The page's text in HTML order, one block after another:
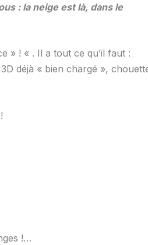
: la neige est là, dans le
» ! « . Il a tout ce qu’il faut :
déjà « bien chargé »,
!…